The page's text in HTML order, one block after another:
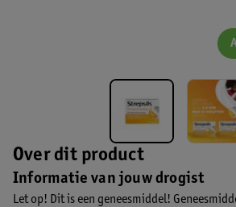
Over dit product
Informatie van jouw drogist
Let op! Dit is een geneesmiddel!